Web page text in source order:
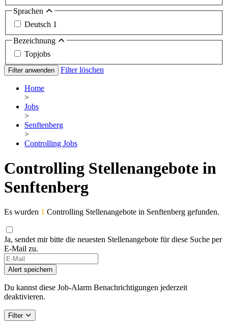
Sprachen
Deutsch 1
Bezeichnung
Topjobs
Filter anwenden Filter löschen
Home
>
Jobs
>
Senftenberg
>
Controlling Jobs
Controlling Stellenangebote in
Senftenberg
Es wurden 1 Controlling Stellenangebote in Senftenberg gefunden.
Ja, sendet mir bitte die neuesten Stellenangebote für diese Suche per
E-Mail zu.
Alert speichern
Du kannst diese Job-Alarm Benachrichtigungen jederzeit
deaktivieren.
Filter